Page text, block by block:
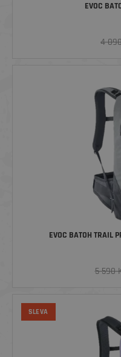
EVOC
4
EVOC BATOH TRAIL
5 590
SLEVA